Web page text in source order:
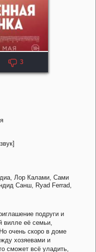
KP: 5.9
3
Лор Калами, Сами
Санш,
Ryad Ferrad,
подруги и
вилле её семьи,
очень скоро в доме
хозяевами и
сможет всё уладить,